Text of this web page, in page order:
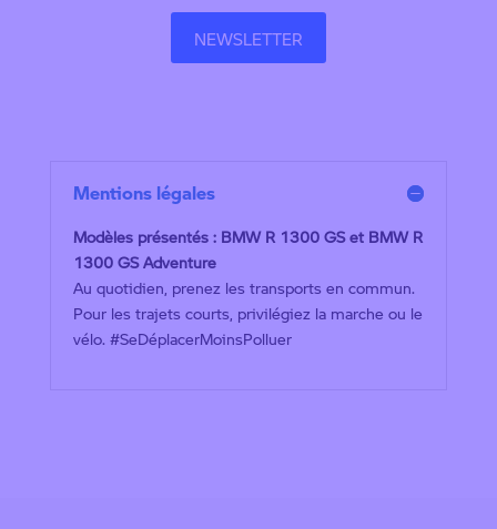
NEWSLETTER
Mentions légales
Modèles présentés : BMW R 1300 GS et BMW R
1300 GS Adventure
Au quotidien, prenez les transports en commun.
Pour les trajets courts, privilégiez la marche ou le
vélo. #SeDéplacerMoinsPolluer